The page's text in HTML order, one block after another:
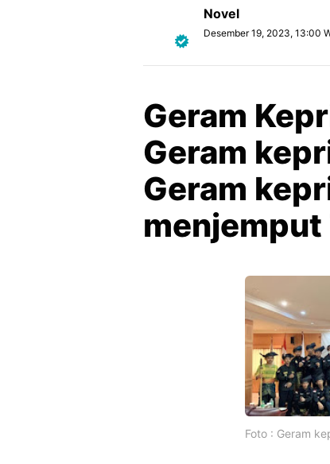
Novel
Desember 19, 2023, 13:00
Geram
Geram
Geram
menjemput
Foto : Geram